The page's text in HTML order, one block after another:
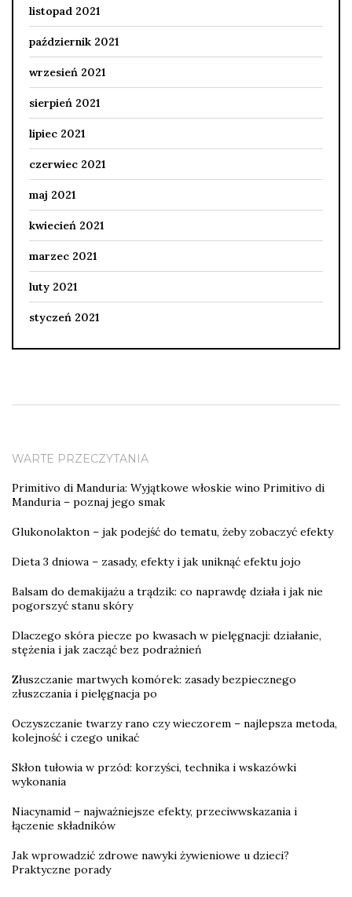
listopad 2021
październik 2021
wrzesień 2021
sierpień 2021
lipiec 2021
czerwiec 2021
maj 2021
kwiecień 2021
marzec 2021
luty 2021
styczeń 2021
WARTE PRZECZYTANIA
Primitivo di Manduria: Wyjątkowe włoskie wino Primitivo di
Manduria – poznaj jego smak
Glukonolakton – jak podejść do tematu, żeby zobaczyć efekty
Dieta 3 dniowa – zasady, efekty i jak uniknąć efektu jojo
Balsam do demakijażu a trądzik: co naprawdę działa i jak nie
pogorszyć stanu skóry
Dlaczego skóra piecze po kwasach w pielęgnacji: działanie,
stężenia i jak zacząć bez podrażnień
Złuszczanie martwych komórek: zasady bezpiecznego
złuszczania i pielęgnacja po
Oczyszczanie twarzy rano czy wieczorem – najlepsza metoda,
kolejność i czego unikać
Skłon tułowia w przód: korzyści, technika i wskazówki
wykonania
Niacynamid – najważniejsze efekty, przeciwwskazania i
łączenie składników
Jak wprowadzić zdrowe nawyki żywieniowe u dzieci?
Praktyczne porady